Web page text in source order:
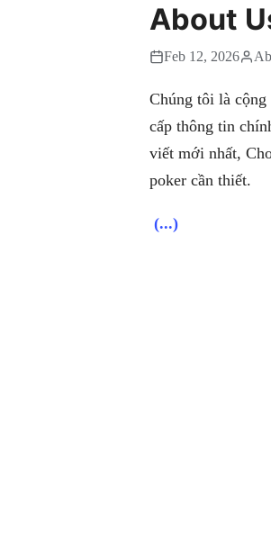
About
Feb 12, 2026
Chúng tôi là
cấp thông tin
viết mới nhất,
poker cần thiết.
(...)